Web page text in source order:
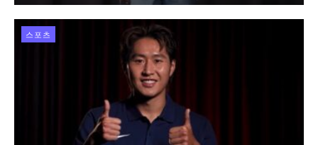
스포츠